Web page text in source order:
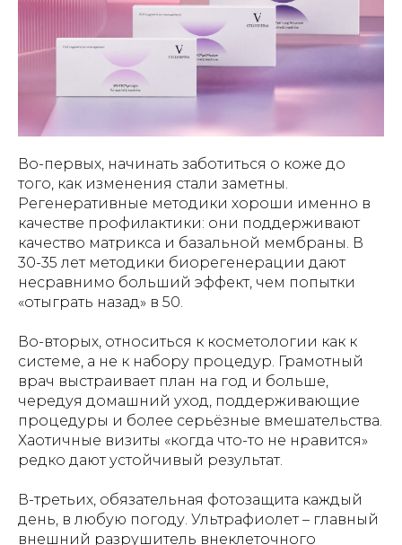
Во-первых, начинать заботиться о коже до
того, как изменения стали заметны.
Регенеративные методики хороши именно в
качестве профилактики: они поддерживают
качество матрикса и базальной мембраны. В
30-35 лет методики биорегенерации дают
несравнимо больший эффект, чем попытки
«отыграть назад» в 50.
Во-вторых, относиться к косметологии как к
системе, а не к набору процедур. Грамотный
врач выстраивает план на год и больше,
чередуя домашний уход, поддерживающие
процедуры и более серьёзные вмешательства.
Хаотичные визиты «когда что-то не нравится»
редко дают устойчивый результат.
В-третьих, обязательная фотозащита каждый
день, в любую погоду. Ультрафиолет – главный
внешний разрушитель внеклеточного